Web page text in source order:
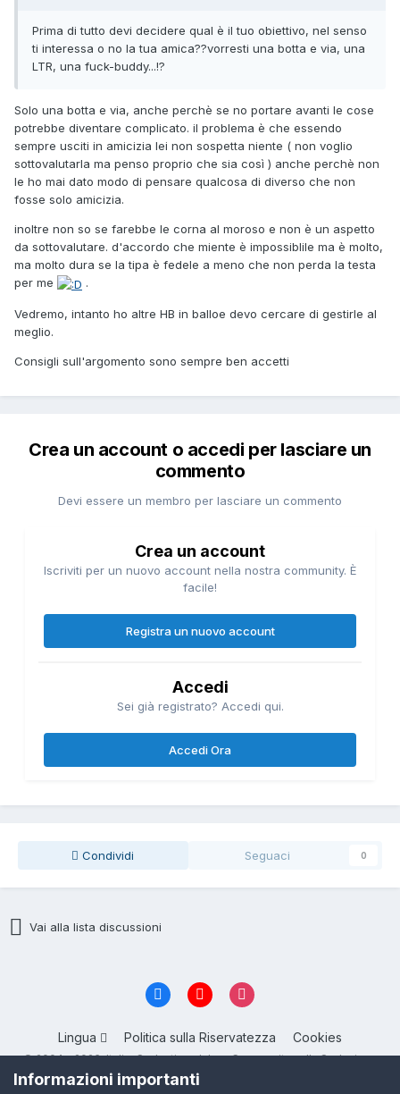
Prima di tutto devi decidere qual è il tuo obiettivo, nel senso
ti interessa o no la tua amica??vorresti una botta e via, una
LTR, una fuck-buddy...!?
Solo una botta e via, anche perchè se no portare avanti le cose
potrebbe diventare complicato. il problema è che essendo
sempre usciti in amicizia lei non sospetta niente ( non voglio
sottovalutarla ma penso proprio che sia così ) anche perchè non
le ho mai dato modo di pensare qualcosa di diverso che non
fosse solo amicizia.
inoltre non so se farebbe le corna al moroso e non è un aspetto
da sottovalutare. d'accordo che miente è impossiblile ma è molto,
ma molto dura se la tipa è fedele a meno che non perda la testa
per me
.
Vedremo, intanto ho altre HB in balloe devo cercare di gestirle al
meglio.
Consigli sull'argomento sono sempre ben accetti
Crea un account o accedi per lasciare un
commento
Devi essere un membro per lasciare un commento
Crea un account
Iscriviti per un nuovo account nella nostra community. È
facile!
Registra un nuovo account
Accedi
Sei già registrato? Accedi qui.
Accedi Ora
Condividi Seguaci 0
Vai alla lista discussioni
Lingua Politica sulla Riservatezza Cookies
© 2004 - 2026, ItalianSeduction.club — Community sulla Seduzione
numero 1 in Italia
Powered by Invision Community
Informazioni importanti